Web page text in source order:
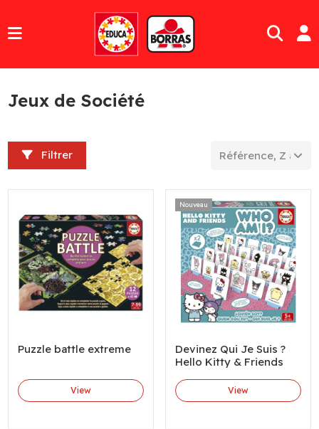
Jeux de Société
Filtrer Référence, Z à A
Puzzle battle extreme
View
Nouveau
Devinez Qui Je Suis ?
Hello Kitty & Friends
View